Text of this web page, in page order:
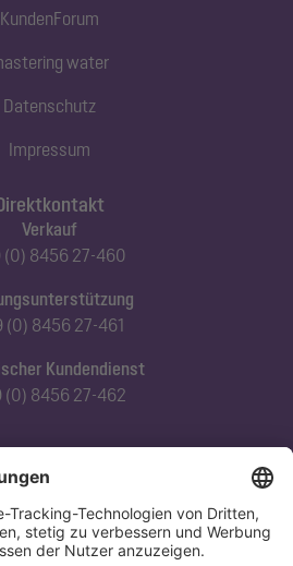
Verkauf
(0) 8456 27-460
(0) 8456 27-461
Kundendienst
(0) 8456 27-462
unseren Newsletter
Jetzt anmelden
KundenForum
water
Datenschutz
Impressum